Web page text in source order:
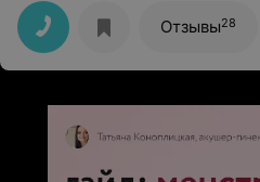
Отзывы28